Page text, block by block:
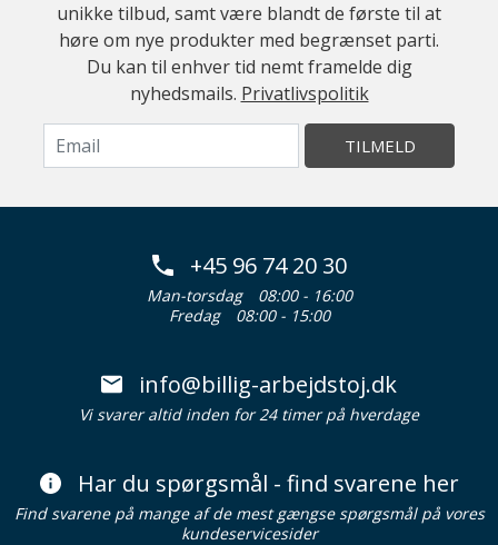
unikke tilbud, samt være blandt de første til at
høre om nye produkter med begrænset parti.
Du kan til enhver tid nemt framelde dig
nyhedsmails. Privatlivspolitik
TILMELD
+45 96 74 20 30
Man-torsdag
08:00 - 16:00
Fredag
08:00 - 15:00
info@billig-arbejdstoj.dk
Vi svarer altid inden for 24 timer på hverdage
Har du spørgsmål - find svarene her
Find svarene på mange af de mest gængse spørgsmål på vores
kundeservicesider